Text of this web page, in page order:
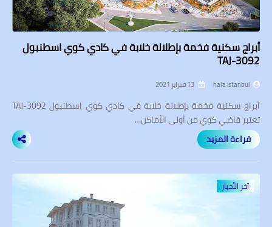
أبراج سكنية فخمة بإطلالة خلابة في كادي كوي اسطنبول
TAJ-3092
hala istanbul
أبراج سكنية فخمة بإطلالة خلابة في كادي كوي اسطنبول TAJ-3092
تعتبر قاضي كوي من أولى الأماكن…
قراءة المزيد
آخر الأخبار